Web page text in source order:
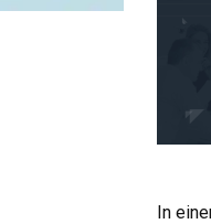
In